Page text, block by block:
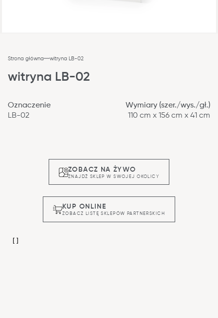
Strona główna witryna LB-02
witryna LB-02
Oznaczenie
LB-02
Wymiary (szer./wys./gł.)
110 cm x 156 cm x 41 cm
ZOBACZ NA ŻYWO
ZNAJDŹ SKLEP W SWOJEJ OKOLICY
KUP ONLINE
ZOBACZ LISTĘ SKLEPÓW PARTNERSKICH